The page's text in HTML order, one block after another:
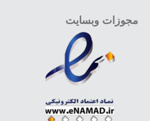
مجوزات وبسایت